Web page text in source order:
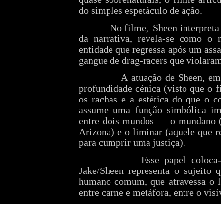
do simples espetáculo de ação.
No filme, Sheen
da narrativa, revela‑se como o
entidade que regressa após um
gangue de drag‑racers que
A atuação de Sheen,
profundidade cénica (visto que o
os rachas e a estética do que o
assume uma função simbólica
entre dois mundos — o mundano
Arizona) e o liminar (aquele que
para cumprir uma justiça).
Esse papel coloca‑
Jake/Sheen representa o sujeito
humano comum, que atravessa
entre carne e metáfora, entre o